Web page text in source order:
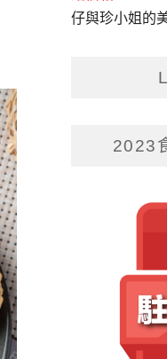
仔與珍小姐的
2023